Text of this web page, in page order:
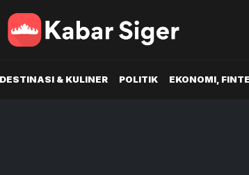
DESTINASI & KULINER POLITIK EKONOMI,